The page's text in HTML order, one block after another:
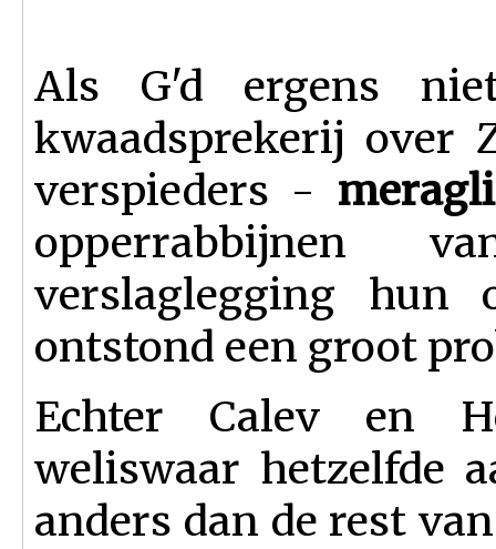
Als G'd ergens
kwaadsprekerij over
verspieders -
opperrabbijnen
verslaglegging hun
ontstond een groot
Echter Calev en
weliswaar hetzelfde
anders dan de rest